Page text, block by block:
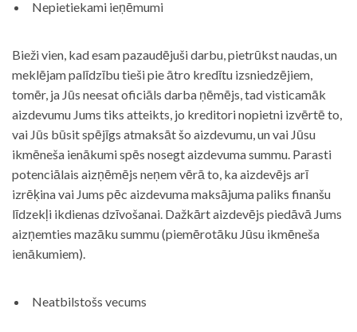
Nepietiekami ieņēmumi
Bieži vien, kad esam pazaudējuši darbu, pietrūkst naudas, un
meklējam palīdzību tieši pie ātro kredītu izsniedzējiem,
tomēr, ja Jūs neesat oficiāls darba ņēmējs, tad visticamāk
aizdevumu Jums tiks atteikts, jo kreditori nopietni izvērtē to,
vai Jūs būsit spējīgs atmaksāt šo aizdevumu, un vai Jūsu
ikmēneša ienākumi spēs nosegt aizdevuma summu. Parasti
potenciālais aizņēmējs neņem vērā to, ka aizdevējs arī
izrēķina vai Jums pēc aizdevuma maksājuma paliks finanšu
līdzekļi ikdienas dzīvošanai. Dažkārt aizdevējs piedāvā Jums
aizņemties mazāku summu (piemērotāku Jūsu ikmēneša
ienākumiem).
Neatbilstošs vecums